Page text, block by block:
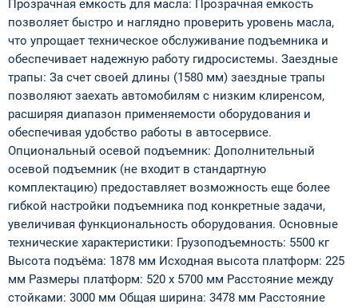
Прозрачная емкость для масла: Прозрачная емкость
позволяет быстро и наглядно проверить уровень масла,
что упрощает техническое обслуживание подъемника и
обеспечивает надежную работу гидросистемы. Заездные
трапы: За счет своей длины (1580 мм) заездные трапы
позволяют заехать автомобилям с низким клиренсом,
расширяя диапазон применяемости оборудования и
обеспечивая удобство работы в автосервисе.
Опциональный осевой подъемник: Дополнительный
осевой подъемник (не входит в стандартную
комплектацию) предоставляет возможность еще более
гибкой настройки подъемника под конкретные задачи,
увеличивая функциональность оборудования. Основные
технические характеристики: Грузоподъемность: 5500 кг
Высота подъёма: 1878 мм Исходная высота платформ: 225
мм Размеры платформ: 520 x 5700 мм Расстояние между
стойками: 3000 мм Общая ширина: 3478 мм Расстояние